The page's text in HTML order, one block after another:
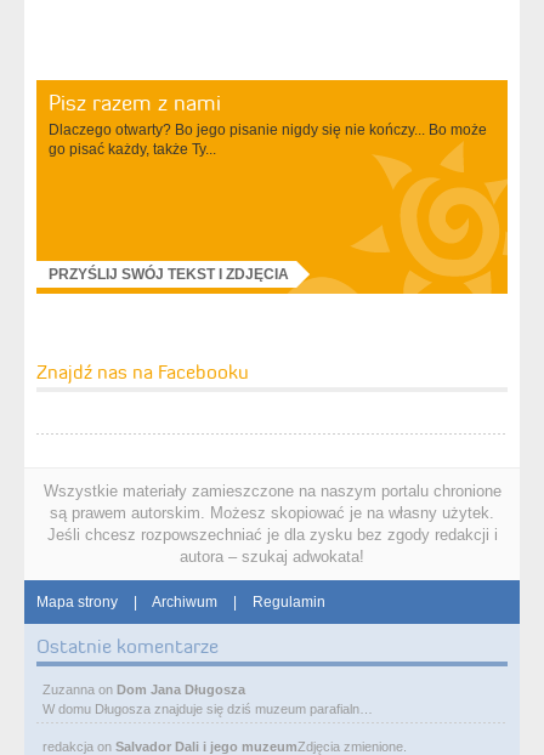
Pisz razem z nami
Dlaczego otwarty? Bo jego pisanie nigdy się nie kończy... Bo może
go pisać każdy, także Ty...
PRZYŚLIJ SWÓJ TEKST I ZDJĘCIA
Znajdź nas na Facebooku
Wszystkie materiały zamieszczone na naszym portalu chronione
są prawem autorskim. Możesz skopiować je na własny użytek.
Jeśli chcesz rozpowszechniać je dla zysku bez zgody redakcji i
autora – szukaj adwokata!
Mapa strony | Archiwum | Regulamin
Ostatnie komentarze
Zuzanna on Dom Jana Długosza
W domu Długosza znajduje się dziś muzeum parafialn…
redakcja on Salvador Dali i jego muzeumZdjęcia zmienione.